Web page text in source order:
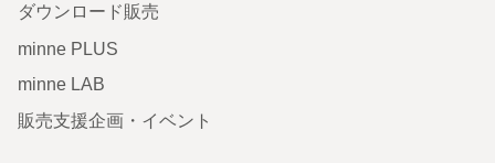
ダウンロード販売
minne PLUS
minne LAB
販売支援企画・イベント